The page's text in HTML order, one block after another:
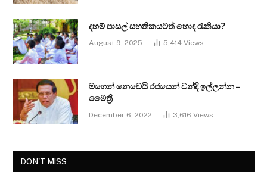
දහම් පාසල් සහතිකයටත් හොඳ රැකියා?
August 9, 2025 5,414 Views
මගෙන් නෙවෙයි රජයෙන් වන්දි ඉල්ලන්න –
මෛත්‍රී
December 6, 2022 3,616 Views
DON'T MISS